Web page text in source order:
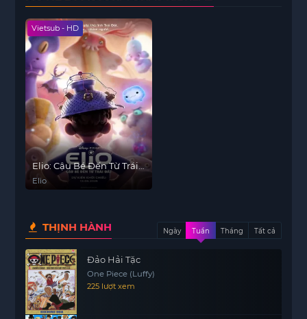
Vietsub - HD
Elio: Cậu Bé Đến Từ Trái
Đất
Elio
THỊNH HÀNH Ngày Tuần Tháng Tất cả
Đảo Hải Tặc
One Piece (Luffy)
225 lượt xem